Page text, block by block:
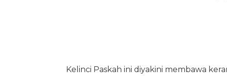
Kelinci Paskah ini diyakini membawa